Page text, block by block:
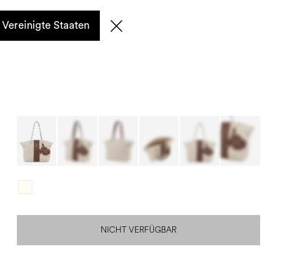
Vereinigte Staaten SUCHE
NICHT VERFÜGBAR